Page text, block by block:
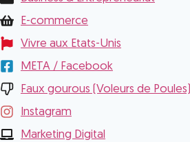
E-commerce
Vivre aux Etats-Unis
META / Facebook
Faux gourous (Voleurs de Poules)
Instagram
Marketing Digital